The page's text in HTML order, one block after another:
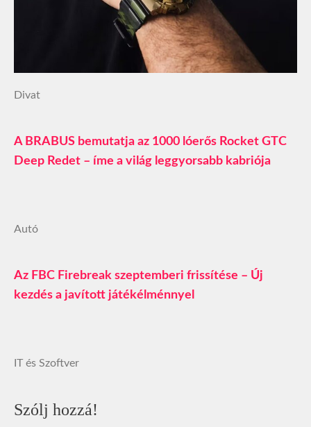
Divat
A BRABUS bemutatja az 1000 lóerős Rocket GTC
Deep Redet – íme a világ leggyorsabb kabriója
Autó
Az FBC Firebreak szeptemberi frissítése – Új
kezdés a javított játékélménnyel
IT és Szoftver
Szólj hozzá!